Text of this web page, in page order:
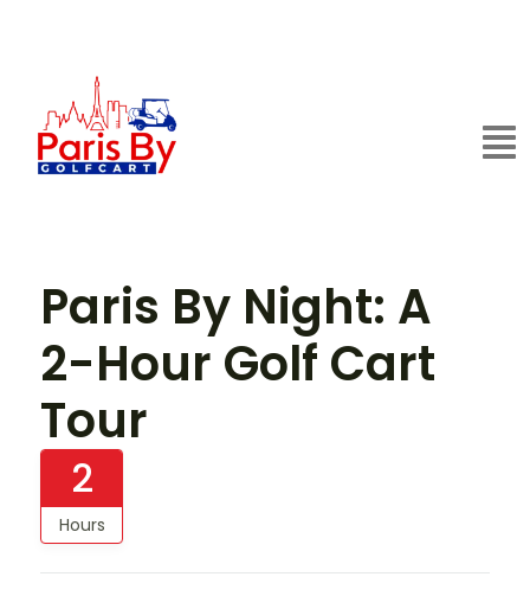
Paris By Night: A
2-Hour Golf Cart
Tour
2
Hours